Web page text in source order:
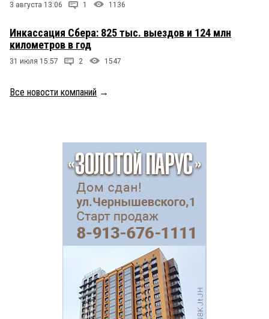
3 августа 13:06 1 1136
Инкассация Сбера: 825 тыс. выездов и 124 млн
километров в год
31 июля 15:57 2 1547
Все новости компаний →